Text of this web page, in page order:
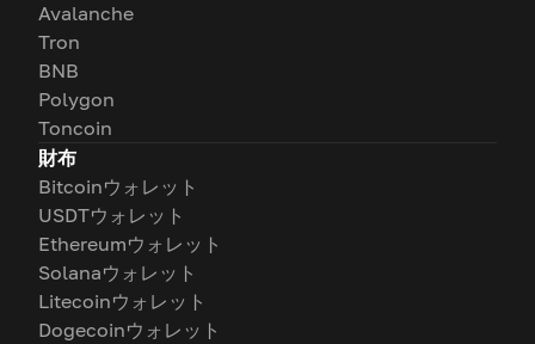
Avalanche
Tron
BNB
Polygon
Toncoin
財布
Bitcoinウォレット
USDTウォレット
Ethereumウォレット
Solanaウォレット
Litecoinウォレット
Dogecoinウォレット